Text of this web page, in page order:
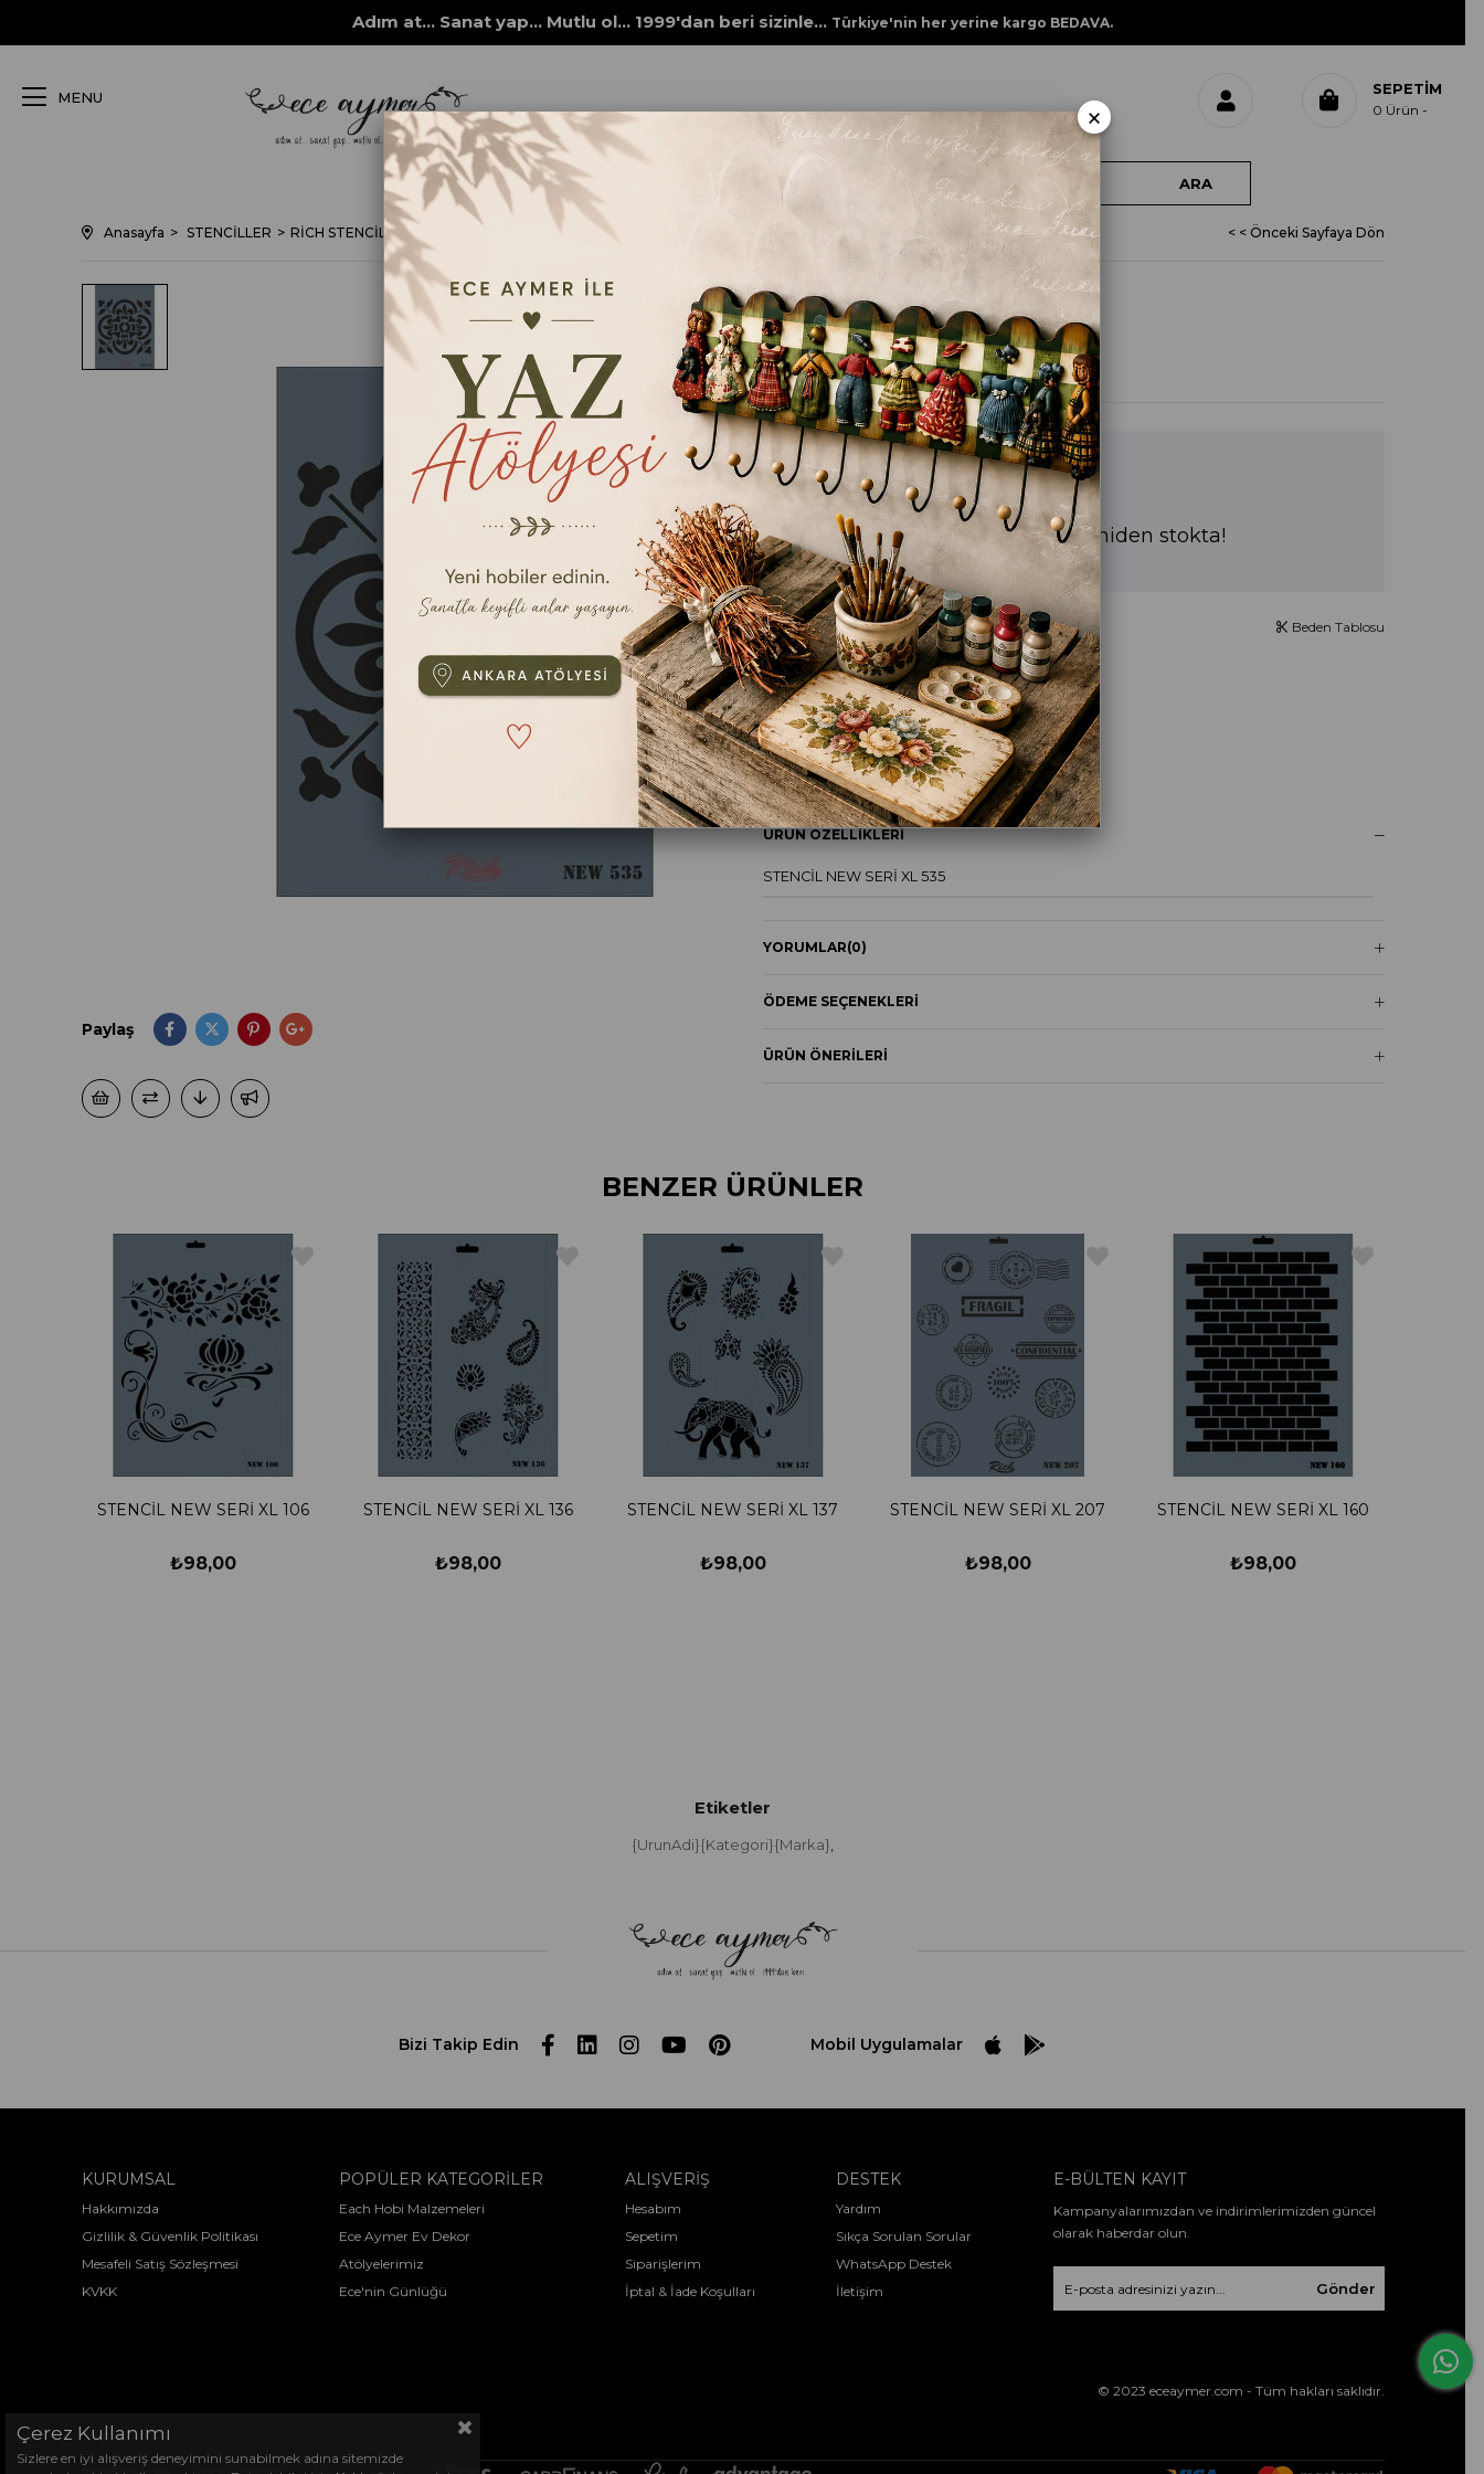
Adım at... Sanat yap... Mutlu ol... 1999'dan beri sizinle... Türkiye'nin her yerine kargo BEDAVA.
MENU SEPETIM
0 Ürün
Anasayfa STENCİLLER RİCH STENCİL ŞABLONLARI Rich New Seri XL STENCİL NEW SERİ XL 535 < < Önceki Sayfaya Dön
Paylaş
STENCİL NEW SERİ XL 535
₺98,00
En kısa sürede yeniden stokta!
Ebat
25x35cm
Beden Tablosu
TAVSIYE ET YORUM YAZ
ÜRÜN ÖZELLIKLERI
STENCİL NEW SERİ XL 535
YORUMLAR(0)
ÖDEME SEÇENEKLERI
ÜRÜN ÖNERILERI
BENZER ÜRÜNLER
STENCİL NEW SERİ XL 106
₺98,00
STENCİL NEW SERİ XL 136
₺98,00
STENCİL NEW SERİ XL 137
₺98,00
STENCİL NEW SERİ XL 207
₺98,00
STENCİL NEW SERİ XL 160
₺98,00
Etiketler
{UrunAdi}{Kategori}{Marka},
Bizi Takip Edin Mobil Uygulamalar
KURUMSAL
Hakkımızda
Gizlilik & Güvenlik Politikası
Mesafeli Satış Sözleşmesi
KVKK
POPÜLER KATEGORİLER
Each Hobi Malzemeleri
Ece Aymer Ev Dekor
Atölyelerimiz
Ece'nin Günlüğü
ALIŞVERİŞ
Hesabım
Sepetim
Siparişlerim
İptal & İade Koşulları
DESTEK
Yardım
Sıkça Sorulan Sorular
WhatsApp Destek
İletişim
E-BÜLTEN KAYIT
Kampanyalarımızdan ve indirimlerimizden güncel
olarak haberdar olun.
Gönder
© 2023 eceaymer.com - Tüm hakları saklıdır.
Çerez Kullanımı
Sizlere en iyi alışveriş deneyimini sunabilmek adına sitemizde
×